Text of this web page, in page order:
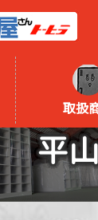
取扱
平